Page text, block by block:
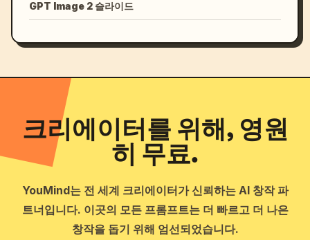
GPT Image 2 슬라이드
크리에이터를 위해, 영원
히 무료.
YouMind는 전 세계 크리에이터가 신뢰하는 AI 창작 파
트너입니다. 이곳의 모든 프롬프트는 더 빠르고 더 나은
창작을 돕기 위해 엄선되었습니다.